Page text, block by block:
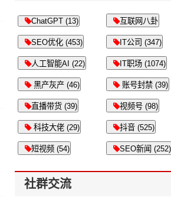
ChatGPT (13) 互联网八卦
SEO优化 (453) IT公司 (347)
人工智能AI (22) IT职场 (1074)
黑产灰产 (46) 账号封禁 (39)
直播带货 (39) 视频号 (98)
科技大佬 (29) 抖音 (525)
短视频 (54) SEO新闻 (252)
社群交流